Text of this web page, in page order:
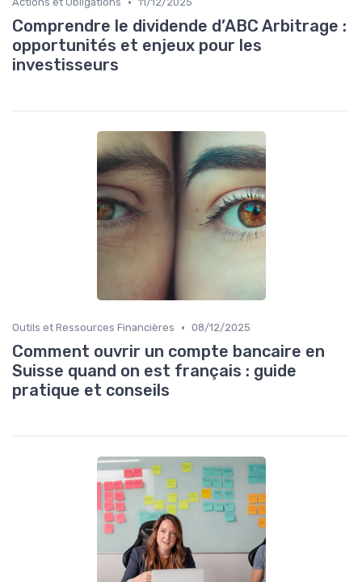
Comprendre le dividende d’ABC Arbitrage :
opportunités et enjeux pour les
investisseurs
Outils et Ressources Financières • 08/12/2025
Comment ouvrir un compte bancaire en
Suisse quand on est français : guide
pratique et conseils